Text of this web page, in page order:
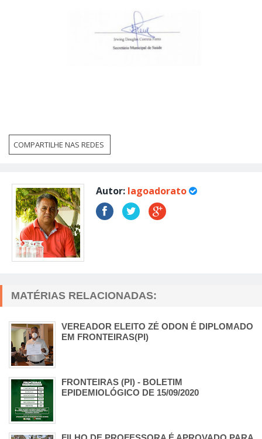
COMPARTILHE NAS REDES
Autor: lagoadorato
MATÉRIAS RELACIONADAS:
VEREADOR ELEITO ZÉ ODON É DIPLOMADO
EM FRONTEIRAS(PI)
FRONTEIRAS (PI) - BOLETIM
EPIDEMIOLÓGICO DE 15/09/2020